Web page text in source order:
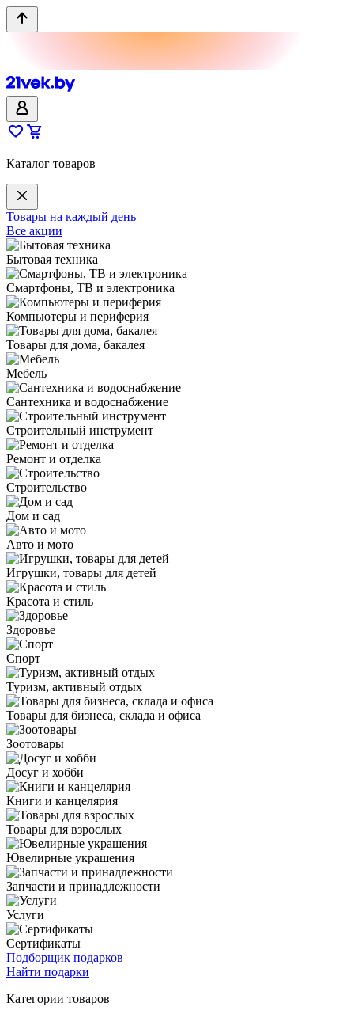
Каталог товаров
Товары на каждый день
Все акции
Бытовая техника
Смартфоны, ТВ и электроника
Компьютеры и периферия
Товары для дома, бакалея
Мебель
Сантехника и водоснабжение
Строительный инструмент
Ремонт и отделка
Строительство
Дом и сад
Авто и мото
Игрушки, товары для детей
Красота и стиль
Здоровье
Спорт
Туризм, активный отдых
Товары для бизнеса, склада и офиса
Зоотовары
Досуг и хобби
Книги и канцелярия
Товары для взрослых
Ювелирные украшения
Запчасти и принадлежности
Услуги
Сертификаты
Подборщик подарков
Найти подарки
Категории товаров